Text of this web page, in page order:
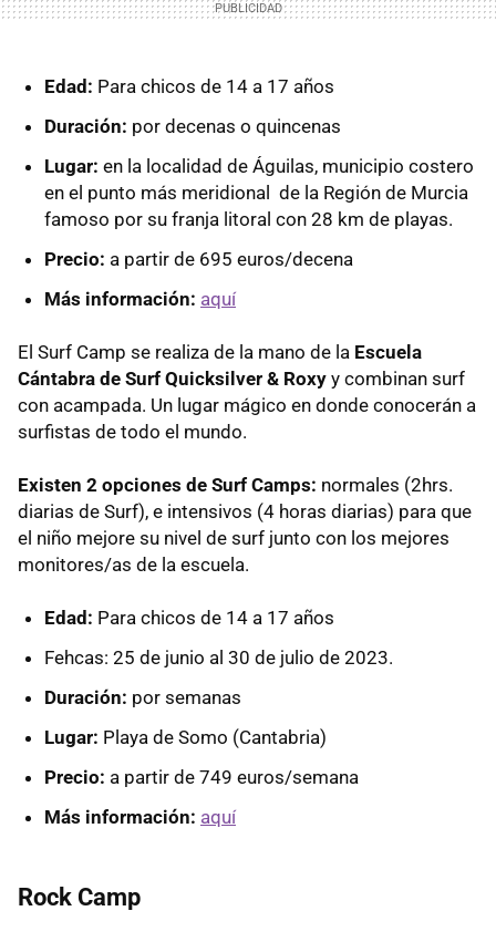
Edad: Para chicos de 14 a 17 años
Duración: por decenas o quincenas
Lugar: en la localidad de Águilas, municipio costero
en el punto más meridional de la Región de Murcia
famoso por su franja litoral con 28 km de playas.
Precio: a partir de 695 euros/decena
Más información: aquí
El Surf Camp se realiza de la mano de la Escuela
Cántabra de Surf Quicksilver & Roxy y combinan surf
con acampada. Un lugar mágico en donde conocerán a
surfistas de todo el mundo.
Existen 2 opciones de Surf Camps: normales (2hrs.
diarias de Surf), e intensivos (4 horas diarias) para que
el niño mejore su nivel de surf junto con los mejores
monitores/as de la escuela.
Edad: Para chicos de 14 a 17 años
Fehcas: 25 de junio al 30 de julio de 2023.
Duración: por semanas
Lugar: Playa de Somo (Cantabria)
Precio: a partir de 749 euros/semana
Más información: aquí
Rock Camp